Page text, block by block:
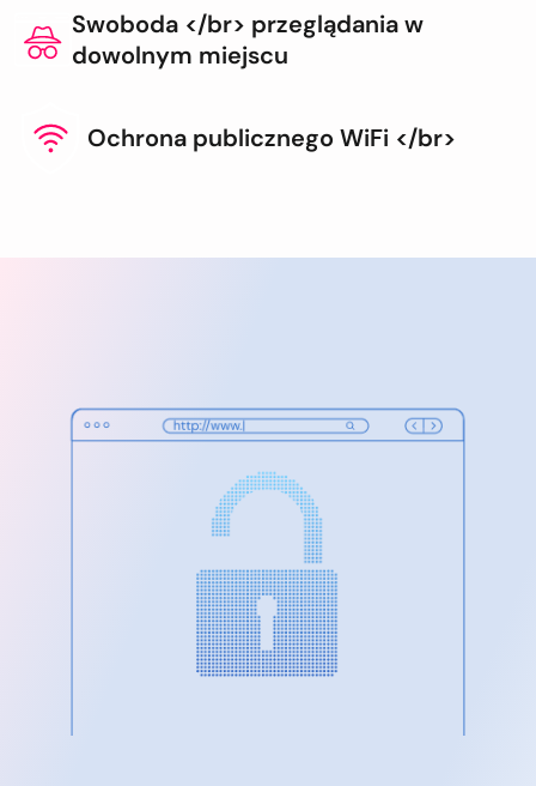
Swoboda </br> przeglądania w
dowolnym miejscu
Ochrona publicznego WiFi </br>